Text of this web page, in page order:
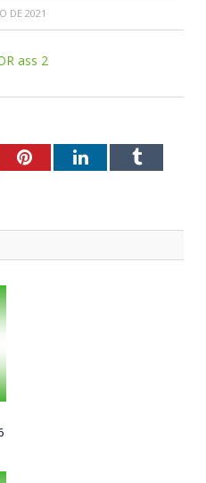
DE 2021
ass 2
PinterestLinkedInTumblr